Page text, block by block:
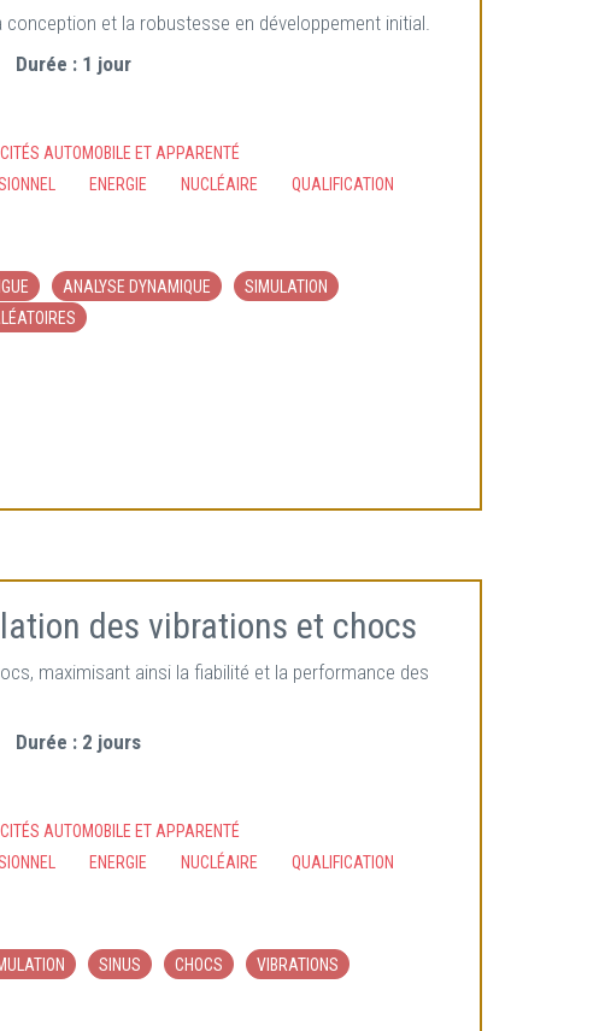
et la robustesse en développement initial.
Durée : 1 jour
AUTOMOBILE ET APPARENTÉ
ENERGIE NUCLÉAIRE
QUALIFICATION
ANALYSE DYNAMIQUE
SIMULATION
des vibrations et chocs
maximisant ainsi la fiabilité et la performance des
Durée : 2 jours
AUTOMOBILE ET APPARENTÉ
ENERGIE NUCLÉAIRE
QUALIFICATION
SINUS CHOCS
VIBRATIONS